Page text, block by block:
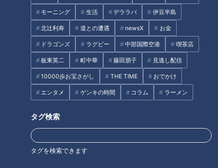
モーニング 生活 デララバ 伊豆半島
北辻利寿 道との遭遇 newsX お金
ドラゴンズ ラグビー 中部国際空港 喫茶店
板東英二 町中華 藤田朋子 見逃し配信
10000歩お宝さがし THE TIME おでかけ
エンタメ ゲンキの時間 コラム ラーメン
タグ検索
タグを検索できます
【ジブリパーク】チケット無し
で楽しめる「無料スポット」が
あるんです！【花咲かタイム
橋の真隣に現れる巨大なアーチ
橋！岩手県“三陸道”の側道から
見る高速道路の絶景とは
エンタメ ジブリパーク チャント！